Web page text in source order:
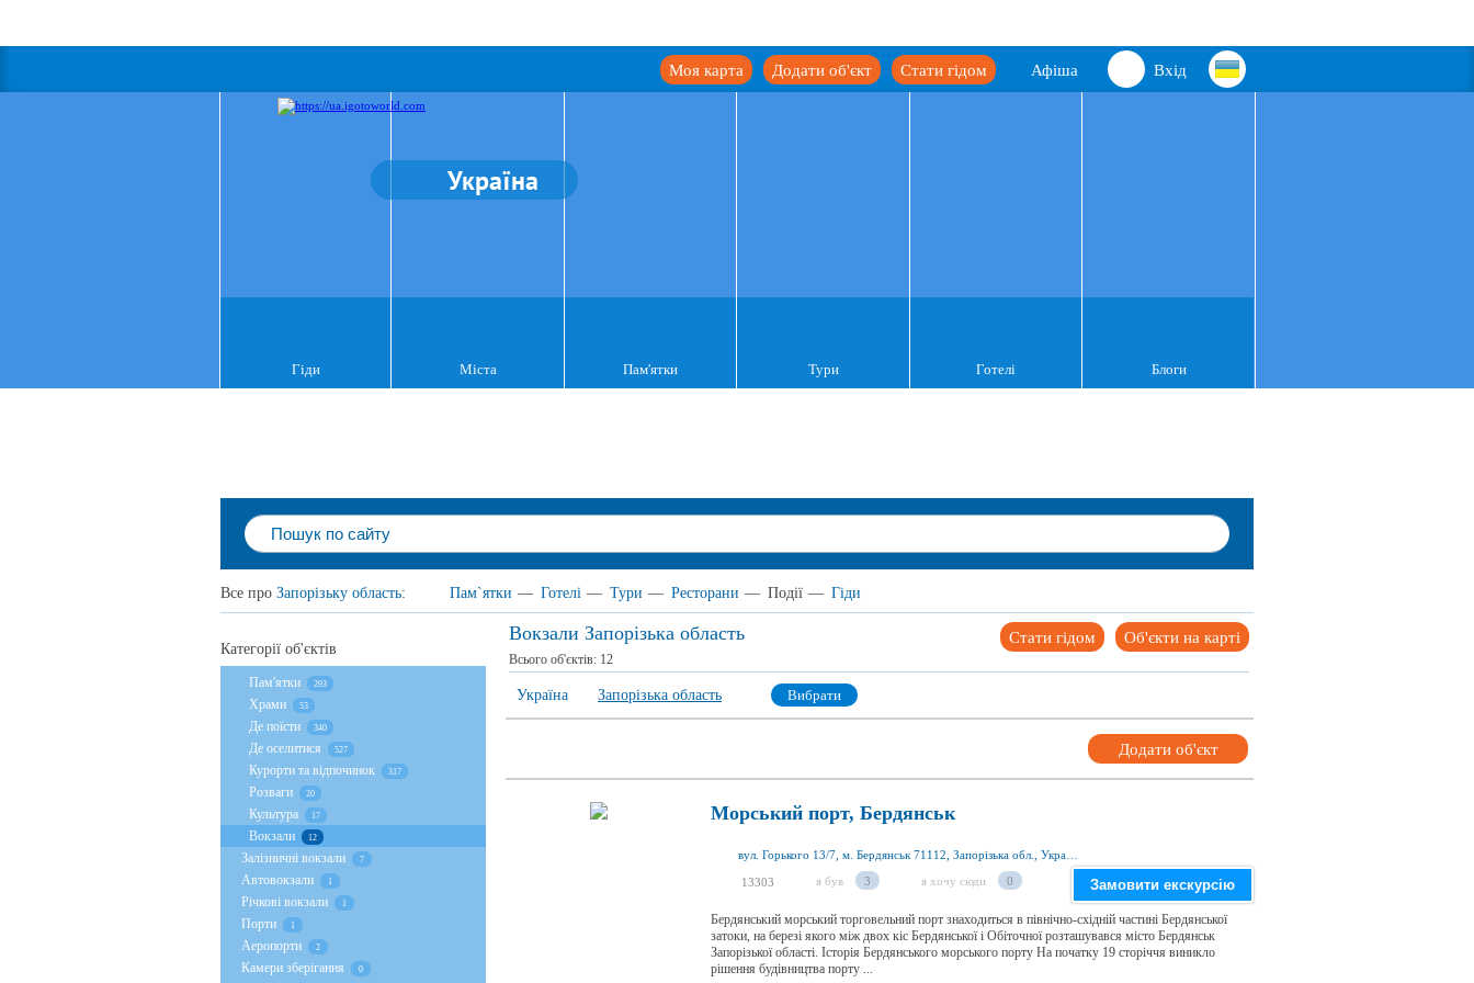
Вхід
Афіша
Стати гідом
Додати об'єкт
Моя карта
Україна
Гіди Міста Пам'ятки Тури Готелі Блоги
Все про Запорізьку область: Пам`ятки — Готелі — Тури — Ресторани — Події — Гіди
Вокзали Запорізька область Об'єкти на карті
Стати гідом
Всього об'єктів: 12
Україна Запорізька область Вибрати
Додати об'єкт
Морський порт, Бердянськ
13303 я був 3 я хочу сюди 0 Замовити екскурсію
Бердянський морський торговельний порт знаходиться в північно-східній частині Бердянської
затоки, на березі якого між двох кіс Бердянської і Обіточної розташувався місто Бердянськ
Запорізької області. Історія Бердянського морського порту На початку 19 сторіччя виникло
рішення будівництва порту ...
Категорії об'єктів
Пам'ятки 293
Храми 53
Де поїсти 340
Де оселитися 527
Курорти та відпочинок 317
Розваги 20
Культура 17
Вокзали 12
Залізничні вокзали 7
Автовокзали 1
Річкові вокзали 1
Порти 1
Аеропорти 2
Камери зберігання 0